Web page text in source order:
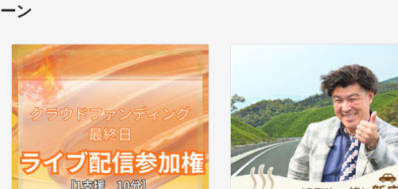
ン